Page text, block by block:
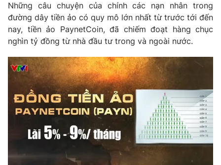
Phim VTV
Hậu trường
Nhân vật
Khán giả
Giải sao mai
Giải trí
Điện ảnh
Âm nhạc
Sao
Đời sống
Du lịch
Làm đẹp
Chất lượng cuộc sống
Giáo dục
Tuyển sinh
Học trực tuyến
Công nghệ
Hitech Công nghệ tương lai
Sản phẩm
Giao lưu trực tuyến
Lịch phát sóng
Những câu chuyện của chính các nạn nhân trong
đường dây tiền ảo có quy mô lớn nhất từ trước tới đến
nay, tiền ảo PaynetCoin, đã chiếm đoạt hàng chục
nghìn tỷ đồng từ nhà đầu tư trong và ngoài nước.